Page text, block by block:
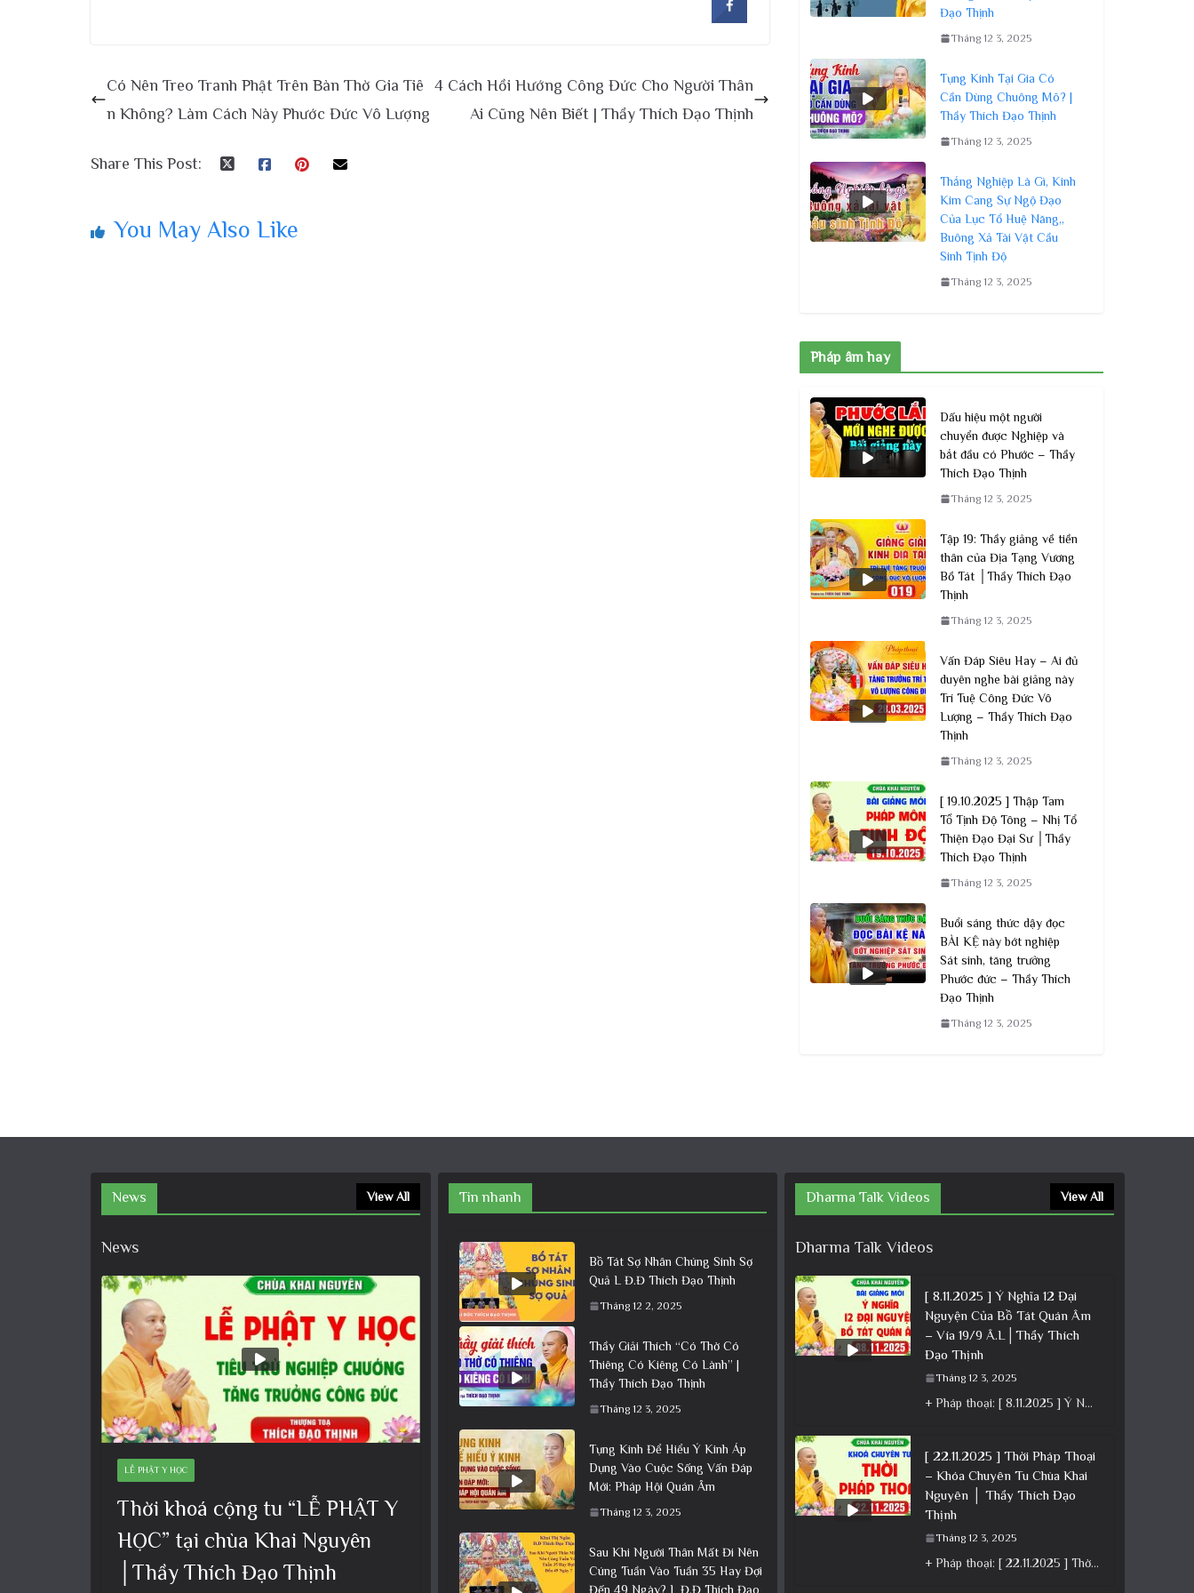
Có Nên Treo Tranh Phật Trên Bàn Thờ Gia Tiê
n Không? Làm Cách Này Phước Đức Vô Lượng
4 Cách Hồi Hướng Công Đức Cho Người Thân
Ai Cũng Nên Biết | Thầy Thích Đạo Thịnh
Share This Post:
You May Also Like
Đạo Thịnh
Tháng 12 3, 2025
Tụng Kinh Tại Gia Có
Cần Dùng Chuông Mõ? |
Thầy Thích Đạo Thịnh
Tháng 12 3, 2025
Thắng Nghiệp Là Gì, Kinh
Kim Cang Sự Ngộ Đạo
Của Lục Tổ Huệ Năng,,
Buông Xả Tài Vật Cầu
Sinh Tịnh Độ
Tháng 12 3, 2025
Pháp âm hay
Dấu hiệu một người
chuyển được Nghiệp và
bắt đầu có Phước – Thầy
Thích Đạo Thịnh
Tháng 12 3, 2025
Tập 19: Thầy giảng về tiền
thân của Địa Tạng Vương
Bồ Tát │Thầy Thích Đạo
Thịnh
Tháng 12 3, 2025
Vấn Đáp Siêu Hay – Ai đủ
duyên nghe bài giảng này
Trí Tuệ Công Đức Vô
Lượng – Thầy Thích Đạo
Thịnh
Tháng 12 3, 2025
[ 19.10.2025 ] Thập Tam
Tổ Tịnh Độ Tông – Nhị Tổ
Thiện Đạo Đại Sư │Thầy
Thích Đạo Thịnh
Tháng 12 3, 2025
Buổi sáng thức dậy đọc
BÀI KỆ này bớt nghiệp
Sát sinh, tăng trưởng
Phước đức – Thầy Thích
Đạo Thịnh
Tháng 12 3, 2025
News View All
News
LỄ PHẬT Y HỌC
Thời khoá cộng tu “LỄ PHẬT Y
HỌC” tại chùa Khai Nguyên
│Thầy Thích Đạo Thịnh
Tin nhanh
Bồ Tát Sợ Nhân Chúng Sinh Sợ
Quả L Đ.Đ Thích Đạo Thịnh
Tháng 12 2, 2025
Thầy Giải Thích “Có Thờ Có
Thiêng Có Kiêng Có Lành” |
Thầy Thích Đạo Thịnh
Tháng 12 3, 2025
Tụng Kinh Để Hiểu Ý Kinh Áp
Dụng Vào Cuộc Sống Vấn Đáp
Mới: Pháp Hội Quán Âm
Tháng 12 3, 2025
Sau Khi Người Thân Mất Đi Nên
Cúng Tuần Vào Tuần 35 Hay Đợi
Đến 49 Ngày? L Đ.Đ Thích Đạo
Dharma Talk Videos View All
Dharma Talk Videos
[ 8.11.2025 ] Ý Nghĩa 12 Đại
Nguyện Của Bồ Tát Quán Âm
– Vía 19/9 Â.L│Thầy Thích
Đạo Thịnh
Tháng 12 3, 2025
+ Pháp thoại: [ 8.11.2025 ] Ý Nghĩa 12 Đại Nguyện Của Bồ Tát Quán Âm – Vía 19/9 Â.L│Thầy
[ 22.11.2025 ] Thời Pháp Thoại
– Khóa Chuyên Tu Chùa Khai
Nguyên │ Thầy Thích Đạo
Thịnh
Tháng 12 3, 2025
+ Pháp thoại: [ 22.11.2025 ] Thời Pháp Thoại – Khóa Chuyên Tu Chùa Khai Nguyên │ Thầy Thích Đạo